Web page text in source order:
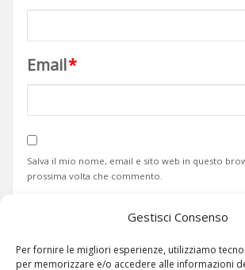
Gestisci Consenso
Per fornire le migliori esperienze, utilizziamo
per memorizzare e/o accedere alle informazioni
Email*
Salva il mio nome, email e sito web in questo
prossima volta che commento.